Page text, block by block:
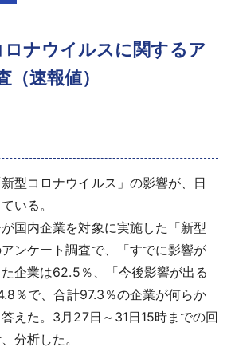
社案内
入事例
採用情報
よくあるご質問
ナウイルスに関するア
速報値）
型コロナウイルス」の影響が、日
いる。
国内企業を対象に実施した「新型
ンケート調査で、「すでに影響が
企業は62.5％、「今後影響が出る
％で、合計97.3％の企業が何らか
えた。3月27日～31日15時までの回
分析した。